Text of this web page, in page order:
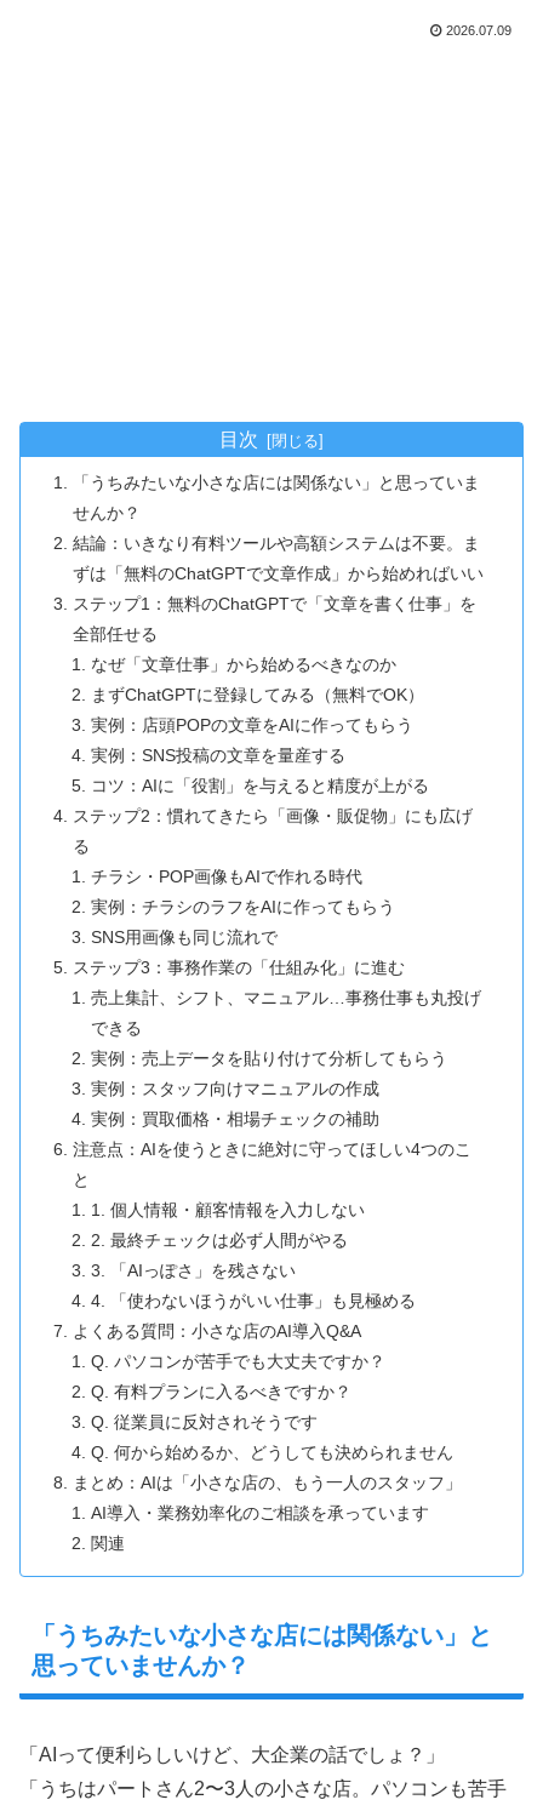
2026.07.09
目次
「うちみたいな小さな店には関係ない」と思っていま
せんか？
結論：いきなり有料ツールや高額システムは不要。ま
ずは「無料のChatGPTで文章作成」から始めればいい
ステップ1：無料のChatGPTで「文章を書く仕事」を
全部任せる
なぜ「文章仕事」から始めるべきなのか
まずChatGPTに登録してみる（無料でOK）
実例：店頭POPの文章をAIに作ってもらう
実例：SNS投稿の文章を量産する
コツ：AIに「役割」を与えると精度が上がる
ステップ2：慣れてきたら「画像・販促物」にも広げ
る
チラシ・POP画像もAIで作れる時代
実例：チラシのラフをAIに作ってもらう
SNS用画像も同じ流れで
ステップ3：事務作業の「仕組み化」に進む
売上集計、シフト、マニュアル…事務仕事も丸投げ
できる
実例：売上データを貼り付けて分析してもらう
実例：スタッフ向けマニュアルの作成
実例：買取価格・相場チェックの補助
注意点：AIを使うときに絶対に守ってほしい4つのこ
と
1. 個人情報・顧客情報を入力しない
2. 最終チェックは必ず人間がやる
3. 「AIっぽさ」を残さない
4. 「使わないほうがいい仕事」も見極める
よくある質問：小さな店のAI導入Q&A
Q. パソコンが苦手でも大丈夫ですか？
Q. 有料プランに入るべきですか？
Q. 従業員に反対されそうです
Q. 何から始めるか、どうしても決められません
まとめ：AIは「小さな店の、もう一人のスタッフ」
AI導入・業務効率化のご相談を承っています
関連
「うちみたいな小さな店には関係ない」と
思っていませんか？
「AIって便利らしいけど、大企業の話でしょ？」
「うちはパートさん2〜3人の小さな店。パソコンも苦手